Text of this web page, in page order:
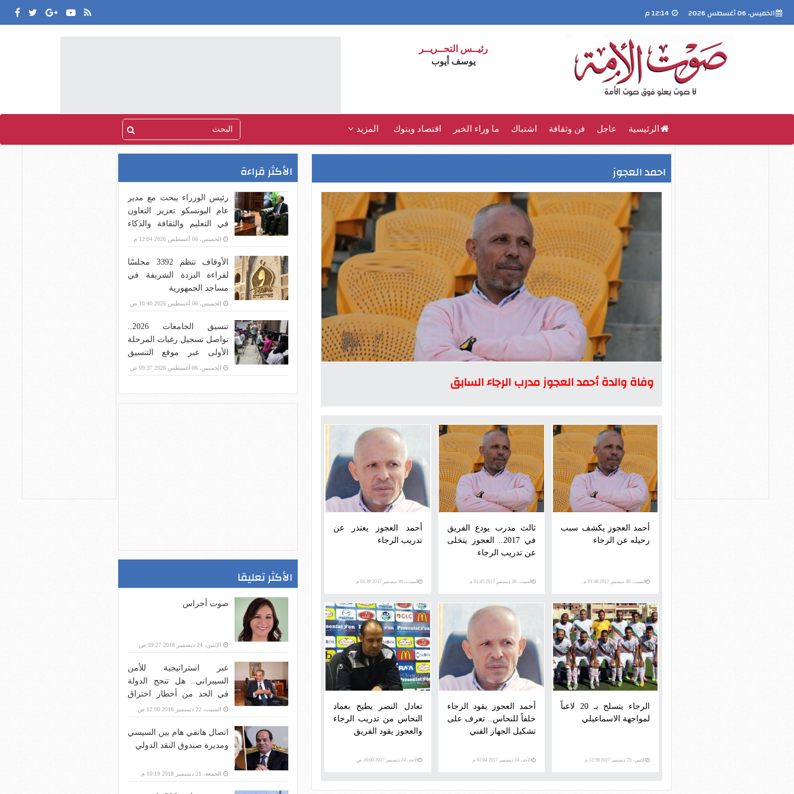
الخميس، 06 أغسطس 2026
رئيــس التحــريــر
يوسف أيوب
الرئيسية عاجل فن وثقافة اشتباك ما وراء الخبر اقتصاد وبنوك المزيد
احمد العجوز
وفاة والدة أحمد العجوز مدرب الرجاء السابق
أحمد العجوز يكشف سبب
رحيله عن الرجاء
السبت، 30 ديسمبر 2017 01:46 م
ثالث مدرب يودع الفريق
في 2017.. العجوز يتخلى
عن تدريب الرجاء
السبت، 30 ديسمبر 2017 01:45 م
أحمد العجوز يعتذر عن
تدريب الرجاء
السبت، 30 ديسمبر 2017 01:39 م
الرجاء يتسلح بـ 20 لاعباً
لمواجهة الاسماعيلي
الإثنين، 25 ديسمبر 2017 12:59 م
أحمد العجوز يقود الرجاء
خلفاً للنحاس.. تعرف على
تشكيل الجهاز الفني
الأحد، 24 ديسمبر 2017 07:04 م
تعادل النصر يطيح بعماد
النحاس من تدريب الرجاء
والعجوز يقود الفريق
الأحد، 24 ديسمبر 2017 10:06 ص
الأكثر قراءة
رئيس الوزراء يبحث مع مدير
عام اليونسكو تعزيز التعاون
في التعليم والثقافة والذكاء
الاصطناعي
الخميس، 06 أغسطس 2026 12:04 م
الأوقاف تنظم 3392 مجلسًا
لقراءة البردة الشريفة في
مساجد الجمهورية
الخميس، 06 أغسطس 2026 10:40 ص
تواصل تسجيل رغبات المرحلة
الأولى عبر موقع التنسيق
الإلكتروني
الخميس، 06 أغسطس 2026 09:37 ص
الأكثر تعليقا
صوت أجراس
الإثنين، 24 ديسمبر 2018 09:27 ص
عبر استراتيجية للأمن
السيبراني.. هل تنجح الدولة
في الحد من أخطار اختراق
بنية الاتصالات؟
السبت، 22 ديسمبر 2018 12:00 ص
اتصال هاتفي هام بين السيسي
ومديرة صندوق النقد الدولي
الجمعة، 21 ديسمبر 2018 10:19 م